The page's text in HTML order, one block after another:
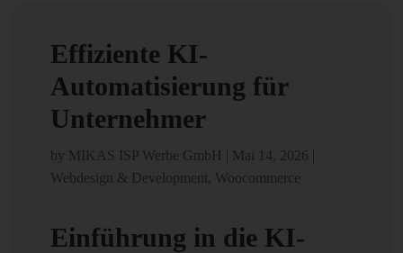
Effiziente KI-
Automatisierung für
Unternehmer
by MIKAS ISP Werbe GmbH Mai 14, 2026
Webdesign & Development, Woocommerce
Einführung in die KI-